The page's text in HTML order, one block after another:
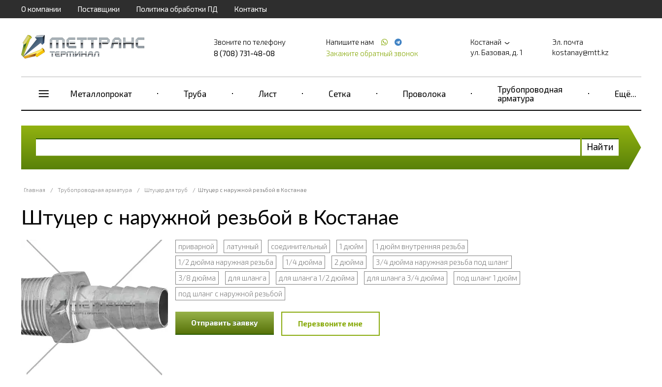
О компании Поставщики Политика обработки ПД Контакты
Звоните по телефону
8 (708) 731-48-08
Напишите нам
Закажите обратный звонок
Костанай
ул. Базовая, д. 1
Эл. почта
kostanay@mtt.kz
Металлопрокат Труба Лист Сетка Проволока
Трубопроводная
арматура
Ещё...
Найти
Главная / Трубопроводная арматура / Штуцер для труб / Штуцер с наружной резьбой в Костанае
Штуцер с наружной резьбой в Костанае
приварной латунный соединительный 1 дюйм
1 дюйм внутренняя резьба
1/2 дюйма наружная резьба
1/4 дюйма 2 дюйма
3/4 дюйма наружная резьба под шланг
3/8 дюйма
для шланга для шланга 1/2 дюйма для шланга 3/4 дюйма
под шланг 1 дюйм
под шланг с наружной резьбой
Отправить заявку Перезвоните мне